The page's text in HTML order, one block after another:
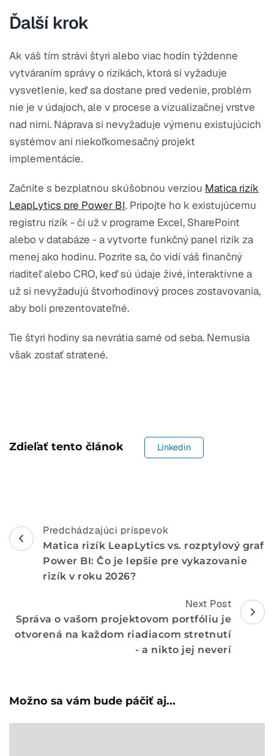
Ďalší krok
Ak váš tím strávi štyri alebo viac hodín týždenne
vytváraním správy o rizikách, ktorá si vyžaduje
vysvetlenie, keď sa dostane pred vedenie, problém
nie je v údajoch, ale v procese a vizualizačnej vrstve
nad nimi. Náprava si nevyžaduje výmenu existujúcich
systémov ani niekoľkomesačný projekt
implementácie.
Začnite s bezplatnou skúšobnou verziou Matica rizík
LeapLytics pre Power BI. Pripojte ho k existujúcemu
registru rizík - či už v programe Excel, SharePoint
alebo v databáze - a vytvorte funkčný panel rizík za
menej ako hodinu. Pozrite sa, čo vidí váš finančný
riaditeľ alebo CRO, keď sú údaje živé, interaktívne a
už si nevyžadujú štvorhodinový proces zostavovania,
aby boli prezentovateľné.
Tie štyri hodiny sa nevrátia samé od seba. Nemusia
však zostať stratené.
Zdieľať tento článok Linkedin
Navigácia
príspevku
Predchádzajúci príspevok
Matica rizík LeapLytics vs. rozptylový graf
Power BI: Čo je lepšie pre vykazovanie
rizík v roku 2026?
Next Post
Správa o vašom projektovom portfóliu je
otvorená na každom riadiacom stretnutí
- a nikto jej neverí
Možno sa vám bude páčiť aj...